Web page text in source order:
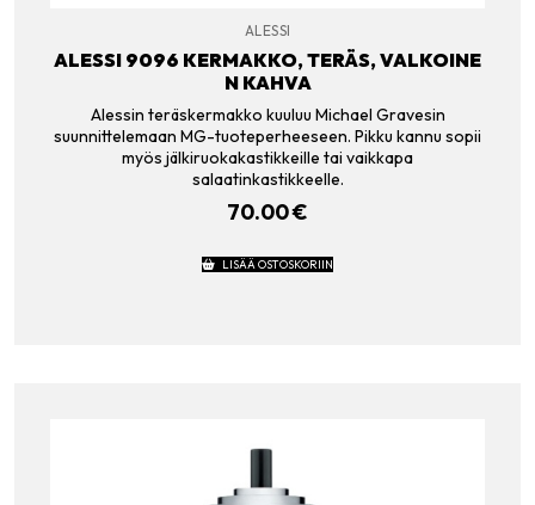
ALESSI
ALESSI 9096 KERMAKKO, TERÄS, VALKOINE
N KAHVA
Alessin teräskermakko kuuluu Michael Gravesin
suunnittelemaan MG-tuoteperheeseen. Pikku kannu sopii
myös jälkiruokakastikkeille tai vaikkapa
salaatinkastikkeelle.
70.00€
LISÄÄ OSTOSKORIIN